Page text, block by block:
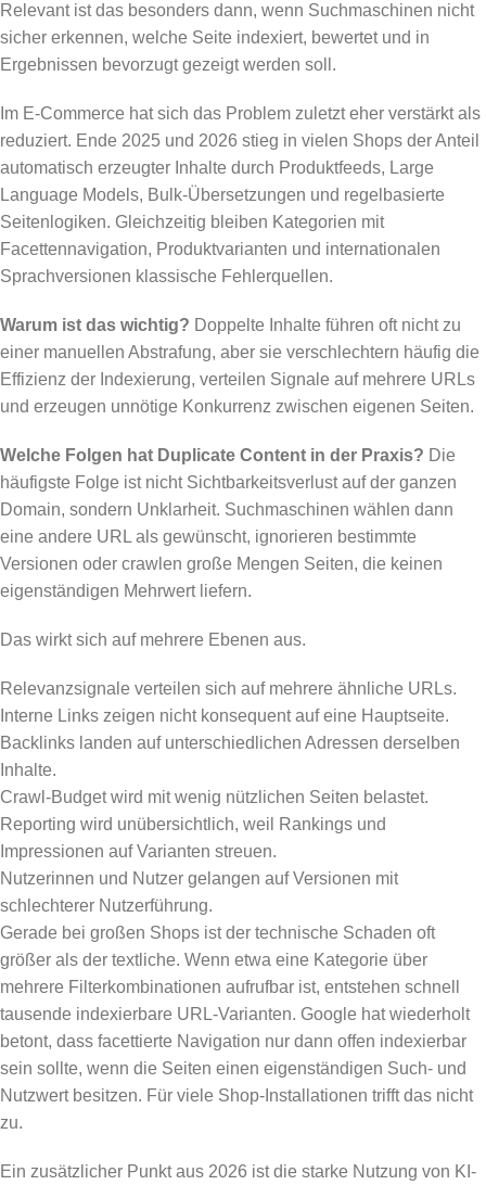
Relevant ist das besonders dann, wenn Suchmaschinen nicht
sicher erkennen, welche Seite indexiert, bewertet und in
Ergebnissen bevorzugt gezeigt werden soll.
Im E-Commerce hat sich das Problem zuletzt eher verstärkt als
reduziert. Ende 2025 und 2026 stieg in vielen Shops der Anteil
automatisch erzeugter Inhalte durch Produktfeeds, Large
Language Models, Bulk-Übersetzungen und regelbasierte
Seitenlogiken. Gleichzeitig bleiben Kategorien mit
Facettennavigation, Produktvarianten und internationalen
Sprachversionen klassische Fehlerquellen.
Warum ist das wichtig? Doppelte Inhalte führen oft nicht zu
einer manuellen Abstrafung, aber sie verschlechtern häufig die
Effizienz der Indexierung, verteilen Signale auf mehrere URLs
und erzeugen unnötige Konkurrenz zwischen eigenen Seiten.
Welche Folgen hat Duplicate Content in der Praxis? Die
häufigste Folge ist nicht Sichtbarkeitsverlust auf der ganzen
Domain, sondern Unklarheit. Suchmaschinen wählen dann
eine andere URL als gewünscht, ignorieren bestimmte
Versionen oder crawlen große Mengen Seiten, die keinen
eigenständigen Mehrwert liefern.
Das wirkt sich auf mehrere Ebenen aus.
Relevanzsignale verteilen sich auf mehrere ähnliche URLs.
Interne Links zeigen nicht konsequent auf eine Hauptseite.
Backlinks landen auf unterschiedlichen Adressen derselben
Inhalte.
Crawl-Budget wird mit wenig nützlichen Seiten belastet.
Reporting wird unübersichtlich, weil Rankings und
Impressionen auf Varianten streuen.
Nutzerinnen und Nutzer gelangen auf Versionen mit
schlechterer Nutzerführung.
Gerade bei großen Shops ist der technische Schaden oft
größer als der textliche. Wenn etwa eine Kategorie über
mehrere Filterkombinationen aufrufbar ist, entstehen schnell
tausende indexierbare URL-Varianten. Google hat wiederholt
betont, dass facettierte Navigation nur dann offen indexierbar
sein sollte, wenn die Seiten einen eigenständigen Such- und
Nutzwert besitzen. Für viele Shop-Installationen trifft das nicht
zu.
Ein zusätzlicher Punkt aus 2026 ist die starke Nutzung von KI-